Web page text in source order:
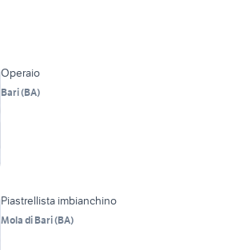
Operaio
Bari(BA)
Piastrellista imbianchino
Mola di Bari(BA)